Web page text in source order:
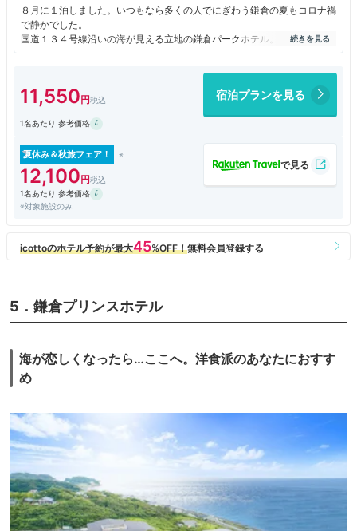
８月に１泊しました。いつもなら多くの人でにぎわう鎌倉の夏もコロナ禍
で静かでした。
国道１３４号線沿いの海が見える立地の鎌倉パークホテル。道路から見え
る建物は派手ではないのでリゾートホテルだとは気づかないかもしれませ
内してくれました。
海の見えるお部屋は広々で快適。お部屋からは海が見えるのですが、角度
があるのでオーシャンフロントとは残念ながらいきませんが、サンライズ
感染対策もしっかりしていて心地よいお泊りになりました。
館内のレストラン「べルゴーラ」では葉山牛フェア、「和みなもと」では
蟹天丼などおいしいお料理も楽しむことができました。
11,550 宿泊プランを見る
1名あたり 参考価格
夏休み＆秋旅フェア！
12,100
1名あたり 参考価格
※対象施設のみ
5．鎌倉プリンスホテル
海が恋しくなったら…ここへ。洋食派のあなたにおすす
め